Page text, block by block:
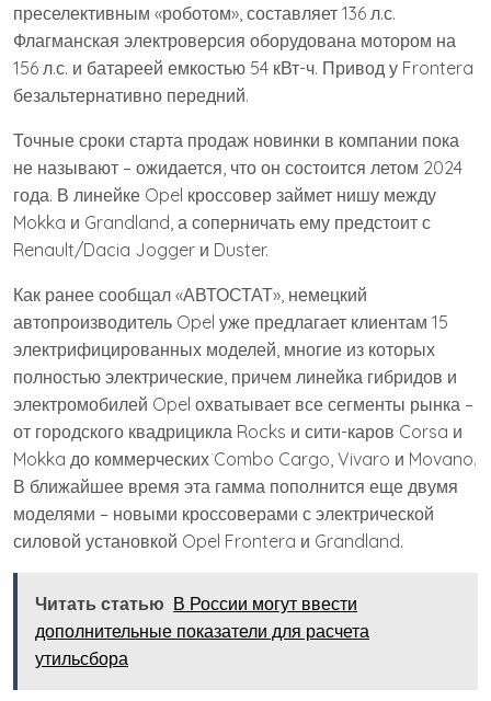
преселективным «роботом», составляет 136 л.с.
Флагманская электроверсия оборудована мотором на
156 л.с. и батареей емкостью 54 кВт-ч. Привод у Frontera
безальтернативно передний.
Точные сроки старта продаж новинки в компании пока
не называют – ожидается, что он состоится летом 2024
года. В линейке Opel кроссовер займет нишу между
Mokka и Grandland, а соперничать ему предстоит с
Renault/Dacia Jogger и Duster.
Как ранее сообщал «АВТОСТАТ», немецкий
автопроизводитель Opel уже предлагает клиентам 15
электрифицированных моделей, многие из которых
полностью электрические, причем линейка гибридов и
электромобилей Opel охватывает все сегменты рынка –
от городского квадрицикла Rocks и сити-каров Corsa и
Mokka до коммерческих Combo Cargo, Vivaro и Movano.
В ближайшее время эта гамма пополнится еще двумя
моделями – новыми кроссоверами с электрической
силовой установкой Opel Frontera и Grandland.
Читать статью В России могут ввести
дополнительные показатели для расчета
утильсбора